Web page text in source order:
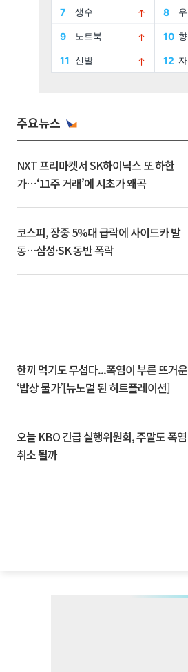
주요뉴스
NXT 프리마켓서 SK하이닉스 또 하한
가⋯‘11주 거래’에 시초가 왜곡
코스피, 장중 5%대 급락에 사이드카 발
동…삼성·SK 동반 폭락
한끼 먹기도 무섭다...폭염이 부른 뜨거운
‘밥상 물가’[뉴노멀 된 히트플레이션]
오늘 KBO 긴급 실행위원회, 주말도 폭염
취소 될까